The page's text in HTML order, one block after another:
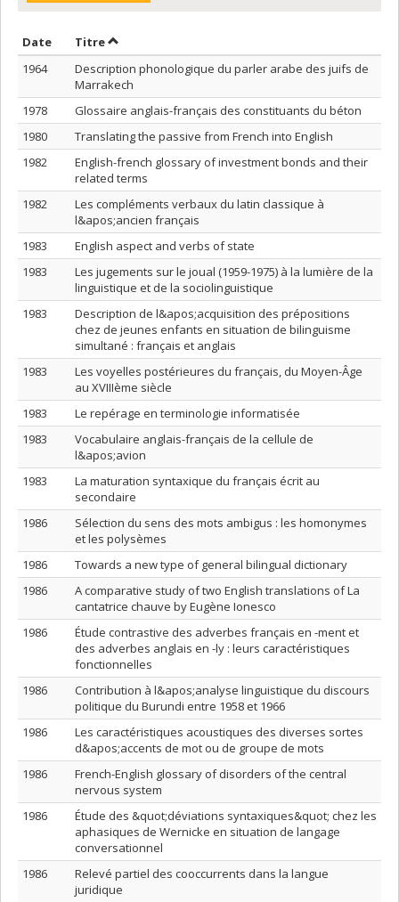
Date Trier par date en ordre décroissant
TitreTrier par titre en ordre décroissant
1964
Description phonologique du parler arabe des juifs de
Marrakech
1978
Glossaire anglais-français des constituants du béton
1980
Translating the passive from French into English
1982
English-french glossary of investment bonds and their
related terms
1982
Les compléments verbaux du latin classique à
l&apos;ancien français
1983
English aspect and verbs of state
1983
Les jugements sur le joual (1959-1975) à la lumière de la
linguistique et de la sociolinguistique
1983
Description de l&apos;acquisition des prépositions
chez de jeunes enfants en situation de bilinguisme
simultané : français et anglais
1983
Les voyelles postérieures du français, du Moyen-Âge
au XVIIIème siècle
1983
Le repérage en terminologie informatisée
1983
Vocabulaire anglais-français de la cellule de
l&apos;avion
1983
La maturation syntaxique du français écrit au
secondaire
1986
Sélection du sens des mots ambigus : les homonymes
et les polysèmes
1986
Towards a new type of general bilingual dictionary
1986
A comparative study of two English translations of La
cantatrice chauve by Eugène Ionesco
1986
Étude contrastive des adverbes français en -ment et
des adverbes anglais en -ly : leurs caractéristiques
fonctionnelles
1986
Contribution à l&apos;analyse linguistique du discours
politique du Burundi entre 1958 et 1966
1986
Les caractéristiques acoustiques des diverses sortes
d&apos;accents de mot ou de groupe de mots
1986
French-English glossary of disorders of the central
nervous system
1986
Étude des &quot;déviations syntaxiques&quot; chez les
aphasiques de Wernicke en situation de langage
conversationnel
1986
Relevé partiel des cooccurrents dans la langue
juridique